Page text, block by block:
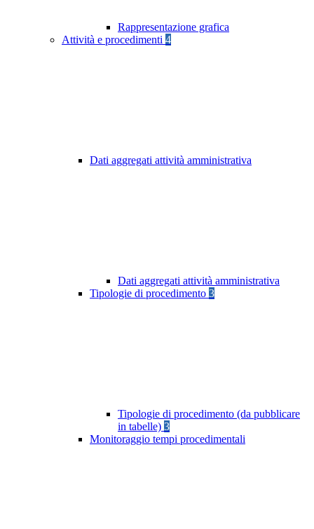
Rappresentazione grafica
Attività e procedimenti 4
Dati aggregati attività amministrativa
Dati aggregati attività amministrativa
Tipologie di procedimento 3
Tipologie di procedimento (da pubblicare
in tabelle) 3
Monitoraggio tempi procedimentali